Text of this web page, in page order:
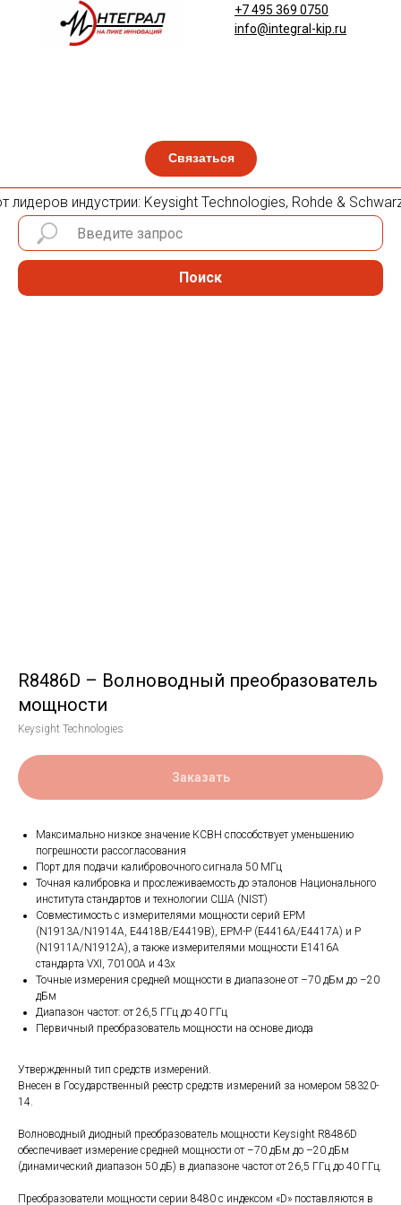
Связаться
+7 495 369 0750
info@integral-kip.ru
индустрии: Keysight Technologies, Rohde &
Поиск
R8486D – Волноводный преобразователь
мощности
Keysight Technologies
Заказать
Максимально низкое значение КСВН способствует уменьшению
погрешности рассогласования
Порт для подачи калибровочного сигнала 50 МГц
Точная калибровка и прослеживаемость до эталонов Национального
института стандартов и технологии США (NIST)
Совместимость с измерителями мощности серий EPM
(N1913A/N1914A, E4418B/E4419B), EPM-P (E4416A/E4417A) и P
(N1911A/N1912A), а также измерителями мощности E1416A
стандарта VXI, 70100A и 43х
Точные измерения средней мощности в диапазоне от –70 дБм до –20
дБм
Диапазон частот: от 26,5 ГГц до 40 ГГц
Первичный преобразователь мощности на основе диода
Утвержденный тип средств измерений.
Внесен в Государственный реестр средств измерений за номером 58320-
14.
Волноводный диодный преобразователь мощности Keysight R8486D
обеспечивает измерение средней мощности от –70 дБм до –20 дБм
(динамический диапазон 50 дБ) в диапазоне частот от 26,5 ГГц до 40 ГГц.
Преобразователи мощности серии 8480 с индексом «D» поставляются в